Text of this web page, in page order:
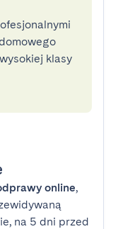
klasy
online,
na 5 dni przed